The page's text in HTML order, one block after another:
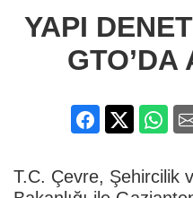
YAPI
GTO’DA
T.C. Çevre, Şehircilik